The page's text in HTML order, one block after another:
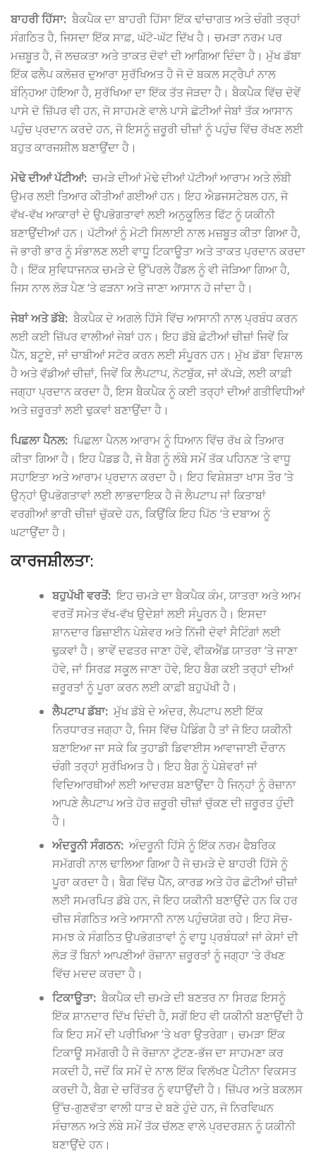
ਬਾਹਰੀ ਹਿੱਸਾ: ਬੈਕਪੈਕ ਦਾ ਬਾਹਰੀ ਹਿੱਸਾ ਇੱਕ ਢਾਂਚਾਗਤ ਅਤੇ ਚੰਗੀ ਤਰ੍ਹਾਂ
ਸੰਗਠਿਤ ਹੈ, ਜਿਸਦਾ ਇੱਕ ਸਾਫ਼, ਘੱਟੋ-ਘੱਟ ਦਿੱਖ ਹੈ। ਚਮੜਾ ਨਰਮ ਪਰ
ਮਜ਼ਬੂਤ ​​ਹੈ, ਜੋ ਲਚਕਤਾ ਅਤੇ ਤਾਕਤ ਦੋਵਾਂ ਦੀ ਆਗਿਆ ਦਿੰਦਾ ਹੈ। ਮੁੱਖ ਡੱਬਾ
ਇੱਕ ਫਲੈਪ ਕਲੋਜ਼ਰ ਦੁਆਰਾ ਸੁਰੱਖਿਅਤ ਹੈ ਜੋ ਦੋ ਬਕਲ ਸਟ੍ਰੈਪਾਂ ਨਾਲ
ਬੰਨ੍ਹਿਆ ਹੋਇਆ ਹੈ, ਸੁਰੱਖਿਆ ਦਾ ਇੱਕ ਤੱਤ ਜੋੜਦਾ ਹੈ। ਬੈਕਪੈਕ ਵਿੱਚ ਦੋਵੇਂ
ਪਾਸੇ ਦੋ ਜ਼ਿੱਪਰ ਵੀ ਹਨ, ਜੋ ਸਾਹਮਣੇ ਵਾਲੇ ਪਾਸੇ ਛੋਟੀਆਂ ਜੇਬਾਂ ਤੱਕ ਆਸਾਨ
ਪਹੁੰਚ ਪ੍ਰਦਾਨ ਕਰਦੇ ਹਨ, ਜੋ ਇਸਨੂੰ ਜ਼ਰੂਰੀ ਚੀਜ਼ਾਂ ਨੂੰ ਪਹੁੰਚ ਵਿੱਚ ਰੱਖਣ ਲਈ
ਬਹੁਤ ਕਾਰਜਸ਼ੀਲ ਬਣਾਉਂਦਾ ਹੈ।
ਮੋਢੇ ਦੀਆਂ ਪੱਟੀਆਂ: ਚਮੜੇ ਦੀਆਂ ਮੋਢੇ ਦੀਆਂ ਪੱਟੀਆਂ ਆਰਾਮ ਅਤੇ ਲੰਬੀ
ਉਮਰ ਲਈ ਤਿਆਰ ਕੀਤੀਆਂ ਗਈਆਂ ਹਨ। ਇਹ ਐਡਜਸਟੇਬਲ ਹਨ, ਜੋ
ਵੱਖ-ਵੱਖ ਆਕਾਰਾਂ ਦੇ ਉਪਭੋਗਤਾਵਾਂ ਲਈ ਅਨੁਕੂਲਿਤ ਫਿੱਟ ਨੂੰ ਯਕੀਨੀ
ਬਣਾਉਂਦੀਆਂ ਹਨ। ਪੱਟੀਆਂ ਨੂੰ ਮੋਟੀ ਸਿਲਾਈ ਨਾਲ ਮਜ਼ਬੂਤ ​​ਕੀਤਾ ਗਿਆ ਹੈ,
ਜੋ ਭਾਰੀ ਭਾਰ ਨੂੰ ਸੰਭਾਲਣ ਲਈ ਵਾਧੂ ਟਿਕਾਊਤਾ ਅਤੇ ਤਾਕਤ ਪ੍ਰਦਾਨ ਕਰਦਾ
ਹੈ। ਇੱਕ ਸੁਵਿਧਾਜਨਕ ਚਮੜੇ ਦੇ ਉੱਪਰਲੇ ਹੈਂਡਲ ਨੂੰ ਵੀ ਜੋੜਿਆ ਗਿਆ ਹੈ,
ਜਿਸ ਨਾਲ ਲੋੜ ਪੈਣ ‘ਤੇ ਫੜਨਾ ਅਤੇ ਜਾਣਾ ਆਸਾਨ ਹੋ ਜਾਂਦਾ ਹੈ।
ਜੇਬਾਂ ਅਤੇ ਡੱਬੇ: ਬੈਕਪੈਕ ਦੇ ਅਗਲੇ ਹਿੱਸੇ ਵਿੱਚ ਆਸਾਨੀ ਨਾਲ ਪ੍ਰਬੰਧ ਕਰਨ
ਲਈ ਕਈ ਜ਼ਿੱਪਰ ਵਾਲੀਆਂ ਜੇਬਾਂ ਹਨ। ਇਹ ਡੱਬੇ ਛੋਟੀਆਂ ਚੀਜ਼ਾਂ ਜਿਵੇਂ ਕਿ
ਪੈੱਨ, ਬਟੂਏ, ਜਾਂ ਚਾਬੀਆਂ ਸਟੋਰ ਕਰਨ ਲਈ ਸੰਪੂਰਨ ਹਨ। ਮੁੱਖ ਡੱਬਾ ਵਿਸ਼ਾਲ
ਹੈ ਅਤੇ ਵੱਡੀਆਂ ਚੀਜ਼ਾਂ, ਜਿਵੇਂ ਕਿ ਲੈਪਟਾਪ, ਨੋਟਬੁੱਕ, ਜਾਂ ਕੱਪੜੇ, ਲਈ ਕਾਫ਼ੀ
ਜਗ੍ਹਾ ਪ੍ਰਦਾਨ ਕਰਦਾ ਹੈ, ਇਸ ਬੈਕਪੈਕ ਨੂੰ ਕਈ ਤਰ੍ਹਾਂ ਦੀਆਂ ਗਤੀਵਿਧੀਆਂ
ਅਤੇ ਜ਼ਰੂਰਤਾਂ ਲਈ ਢੁਕਵਾਂ ਬਣਾਉਂਦਾ ਹੈ।
ਪਿਛਲਾ ਪੈਨਲ: ਪਿਛਲਾ ਪੈਨਲ ਆਰਾਮ ਨੂੰ ਧਿਆਨ ਵਿੱਚ ਰੱਖ ਕੇ ਤਿਆਰ
ਕੀਤਾ ਗਿਆ ਹੈ। ਇਹ ਪੈਡਡ ਹੈ, ਜੋ ਬੈਗ ਨੂੰ ਲੰਬੇ ਸਮੇਂ ਤੱਕ ਪਹਿਨਣ ‘ਤੇ ਵਾਧੂ
ਸਹਾਇਤਾ ਅਤੇ ਆਰਾਮ ਪ੍ਰਦਾਨ ਕਰਦਾ ਹੈ। ਇਹ ਵਿਸ਼ੇਸ਼ਤਾ ਖਾਸ ਤੌਰ ‘ਤੇ
ਉਨ੍ਹਾਂ ਉਪਭੋਗਤਾਵਾਂ ਲਈ ਲਾਭਦਾਇਕ ਹੈ ਜੋ ਲੈਪਟਾਪ ਜਾਂ ਕਿਤਾਬਾਂ
ਵਰਗੀਆਂ ਭਾਰੀ ਚੀਜ਼ਾਂ ਚੁੱਕਦੇ ਹਨ, ਕਿਉਂਕਿ ਇਹ ਪਿੱਠ ‘ਤੇ ਦਬਾਅ ਨੂੰ
ਘਟਾਉਂਦਾ ਹੈ।
ਕਾਰਜਸ਼ੀਲਤਾ:
ਬਹੁਪੱਖੀ ਵਰਤੋਂ: ਇਹ ਚਮੜੇ ਦਾ ਬੈਕਪੈਕ ਕੰਮ, ਯਾਤਰਾ ਅਤੇ ਆਮ
ਵਰਤੋਂ ਸਮੇਤ ਵੱਖ-ਵੱਖ ਉਦੇਸ਼ਾਂ ਲਈ ਸੰਪੂਰਨ ਹੈ। ਇਸਦਾ
ਸ਼ਾਨਦਾਰ ਡਿਜ਼ਾਈਨ ਪੇਸ਼ੇਵਰ ਅਤੇ ਨਿੱਜੀ ਦੋਵਾਂ ਸੈਟਿੰਗਾਂ ਲਈ
ਢੁਕਵਾਂ ਹੈ। ਭਾਵੇਂ ਦਫਤਰ ਜਾਣਾ ਹੋਵੇ, ਵੀਕਐਂਡ ਯਾਤਰਾ ‘ਤੇ ਜਾਣਾ
ਹੋਵੇ, ਜਾਂ ਸਿਰਫ਼ ਸਕੂਲ ਜਾਣਾ ਹੋਵੇ, ਇਹ ਬੈਗ ਕਈ ਤਰ੍ਹਾਂ ਦੀਆਂ
ਜ਼ਰੂਰਤਾਂ ਨੂੰ ਪੂਰਾ ਕਰਨ ਲਈ ਕਾਫ਼ੀ ਬਹੁਪੱਖੀ ਹੈ।
ਲੈਪਟਾਪ ਡੱਬਾ: ਮੁੱਖ ਡੱਬੇ ਦੇ ਅੰਦਰ, ਲੈਪਟਾਪ ਲਈ ਇੱਕ
ਨਿਰਧਾਰਤ ਜਗ੍ਹਾ ਹੈ, ਜਿਸ ਵਿੱਚ ਪੈਡਿੰਗ ਹੈ ਤਾਂ ਜੋ ਇਹ ਯਕੀਨੀ
ਬਣਾਇਆ ਜਾ ਸਕੇ ਕਿ ਤੁਹਾਡੀ ਡਿਵਾਈਸ ਆਵਾਜਾਈ ਦੌਰਾਨ
ਚੰਗੀ ਤਰ੍ਹਾਂ ਸੁਰੱਖਿਅਤ ਹੈ। ਇਹ ਬੈਗ ਨੂੰ ਪੇਸ਼ੇਵਰਾਂ ਜਾਂ
ਵਿਦਿਆਰਥੀਆਂ ਲਈ ਆਦਰਸ਼ ਬਣਾਉਂਦਾ ਹੈ ਜਿਨ੍ਹਾਂ ਨੂੰ ਰੋਜ਼ਾਨਾ
ਆਪਣੇ ਲੈਪਟਾਪ ਅਤੇ ਹੋਰ ਜ਼ਰੂਰੀ ਚੀਜ਼ਾਂ ਚੁੱਕਣ ਦੀ ਜ਼ਰੂਰਤ ਹੁੰਦੀ
ਹੈ।
ਅੰਦਰੂਨੀ ਸੰਗਠਨ: ਅੰਦਰੂਨੀ ਹਿੱਸੇ ਨੂੰ ਇੱਕ ਨਰਮ ਫੈਬਰਿਕ
ਸਮੱਗਰੀ ਨਾਲ ਢਾਲਿਆ ਗਿਆ ਹੈ ਜੋ ਚਮੜੇ ਦੇ ਬਾਹਰੀ ਹਿੱਸੇ ਨੂੰ
ਪੂਰਾ ਕਰਦਾ ਹੈ। ਬੈਗ ਵਿੱਚ ਪੈੱਨ, ਕਾਰਡ ਅਤੇ ਹੋਰ ਛੋਟੀਆਂ ਚੀਜ਼ਾਂ
ਲਈ ਸਮਰਪਿਤ ਡੱਬੇ ਹਨ, ਜੋ ਇਹ ਯਕੀਨੀ ਬਣਾਉਂਦੇ ਹਨ ਕਿ ਹਰ
ਚੀਜ਼ ਸੰਗਠਿਤ ਅਤੇ ਆਸਾਨੀ ਨਾਲ ਪਹੁੰਚਯੋਗ ਰਹੇ। ਇਹ ਸੋਚ-
ਸਮਝ ਕੇ ਸੰਗਠਿਤ ਉਪਭੋਗਤਾਵਾਂ ਨੂੰ ਵਾਧੂ ਪ੍ਰਬੰਧਕਾਂ ਜਾਂ ਕੇਸਾਂ ਦੀ
ਲੋੜ ਤੋਂ ਬਿਨਾਂ ਆਪਣੀਆਂ ਰੋਜ਼ਾਨਾ ਜ਼ਰੂਰਤਾਂ ਨੂੰ ਜਗ੍ਹਾ ‘ਤੇ ਰੱਖਣ
ਵਿੱਚ ਮਦਦ ਕਰਦਾ ਹੈ।
ਟਿਕਾਊਤਾ: ਬੈਕਪੈਕ ਦੀ ਚਮੜੇ ਦੀ ਬਣਤਰ ਨਾ ਸਿਰਫ਼ ਇਸਨੂੰ
ਇੱਕ ਸ਼ਾਨਦਾਰ ਦਿੱਖ ਦਿੰਦੀ ਹੈ, ਸਗੋਂ ਇਹ ਵੀ ਯਕੀਨੀ ਬਣਾਉਂਦੀ ਹੈ
ਕਿ ਇਹ ਸਮੇਂ ਦੀ ਪਰੀਖਿਆ ‘ਤੇ ਖਰਾ ਉਤਰੇਗਾ। ਚਮੜਾ ਇੱਕ
ਟਿਕਾਊ ਸਮੱਗਰੀ ਹੈ ਜੋ ਰੋਜ਼ਾਨਾ ਟੁੱਟਣ-ਭੱਜ ਦਾ ਸਾਹਮਣਾ ਕਰ
ਸਕਦੀ ਹੈ, ਜਦੋਂ ਕਿ ਸਮੇਂ ਦੇ ਨਾਲ ਇੱਕ ਵਿਲੱਖਣ ਪੈਟੀਨਾ ਵਿਕਸਤ
ਕਰਦੀ ਹੈ, ਬੈਗ ਦੇ ਚਰਿੱਤਰ ਨੂੰ ਵਧਾਉਂਦੀ ਹੈ। ਜ਼ਿੱਪਰ ਅਤੇ ਬਕਲਸ
ਉੱਚ-ਗੁਣਵੱਤਾ ਵਾਲੀ ਧਾਤ ਦੇ ਬਣੇ ਹੁੰਦੇ ਹਨ, ਜੋ ਨਿਰਵਿਘਨ
ਸੰਚਾਲਨ ਅਤੇ ਲੰਬੇ ਸਮੇਂ ਤੱਕ ਚੱਲਣ ਵਾਲੇ ਪ੍ਰਦਰਸ਼ਨ ਨੂੰ ਯਕੀਨੀ
ਬਣਾਉਂਦੇ ਹਨ।